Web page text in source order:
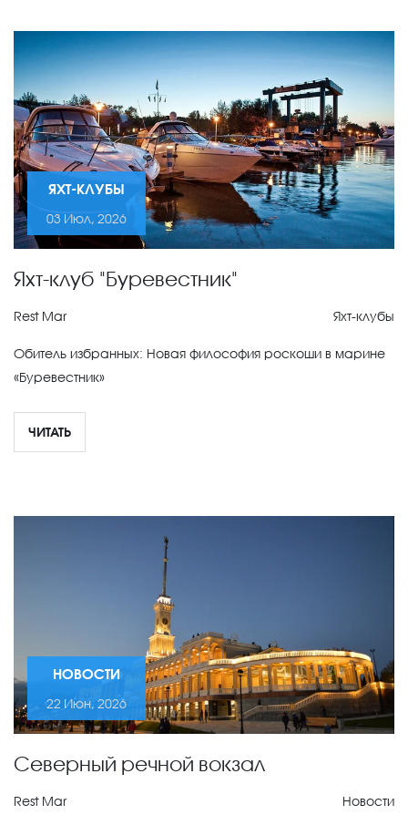
ЯХТ-КЛУБЫ
03 Июл, 2026
Яхт-клуб "Буревестник"
Rest Mar Яхт-клубы
Обитель избранных: Новая философия роскоши в марине
«Буревестник»
ЧИТАТЬ
НОВОСТИ
22 Июн, 2026
Северный речной вокзал
Rest Mar Новости